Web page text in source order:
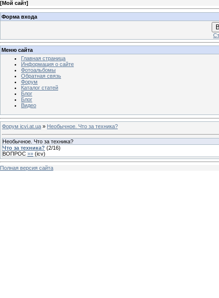
[Мой сайт]
Форма входа
Меню сайта
Главная страница
Информация о сайте
Фотоальбомы
Обратная связь
Форум
Каталог статей
Блог
Блог
Видео
Форум icvi.at.ua » Необычное. Что за техника?
Необычное. Что за техника?
Что за техника? (2/16)
ВОПРОС »» (icv)
Полная версия сайта